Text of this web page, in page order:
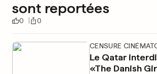
sont reportées
0 0
CENSURE
Le Qatar
«The Danish